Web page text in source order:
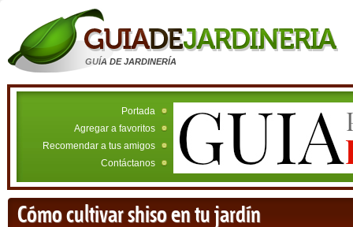
GUÍA DE JARDINERÍA
Portada
Agregar a favoritos
Recomendar a tus amigos
Contáctanos
Cómo cultivar shiso en tu jardín